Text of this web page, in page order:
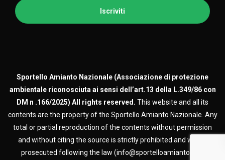
Sportello Amianto Nazionale (Associazione di protezione
ambientale riconosciuta ai sensi dell’art.13 della L.349/86 con
DM n .166/2025) All rights reserved. This website and all its
contents are the property of the Sportello Amianto Nazionale. Any
total or partial reproduction of the contents without permission
and without citing the source is strictly prohibited and will be
prosecuted following the law (info@sportelloamianto.org)